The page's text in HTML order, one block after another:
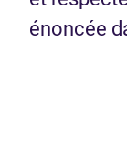
énoncée